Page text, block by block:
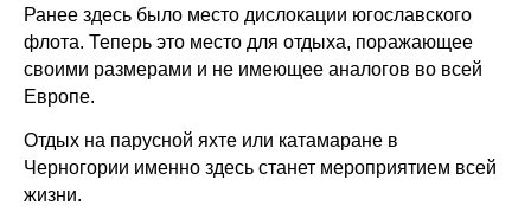
Ранее здесь было место дислокации югославского
флота. Теперь это место для отдыха, поражающее
своими размерами и не имеющее аналогов во всей
Европе.
Отдых на парусной яхте или катамаране в
Черногории именно здесь станет мероприятием всей
жизни.